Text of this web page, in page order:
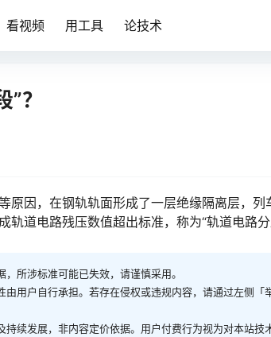
看视频 用工具 论技术
？
原因，在钢轨轨面形成了一层绝缘隔离层，列
道电路残压数值超出标准，称为“轨道电路分
所涉标准可能已失效，请谨慎采用。
用户自行承担。若存在侵权或违规内容，请通过左侧「
续发展，非内容定价依据。用户付费行为视为对本站技